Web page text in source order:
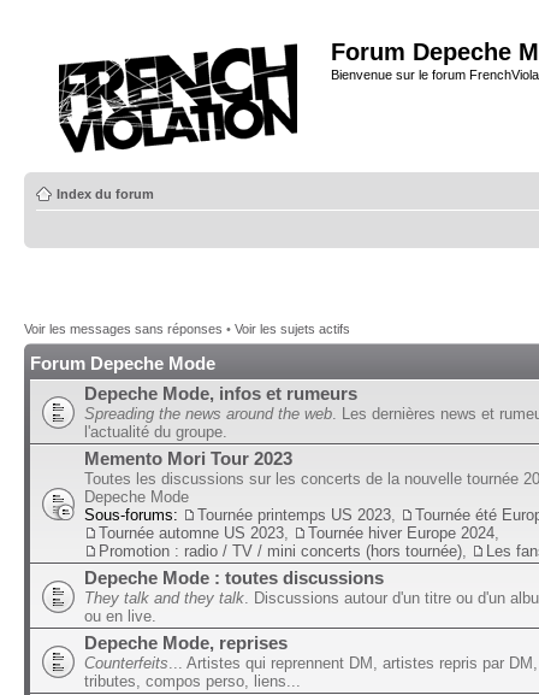
Forum Depeche
Bienvenue sur le forum
Index du forum
Voir les messages sans réponses • Voir les sujets actifs
Forum Depeche Mode
Depeche Mode, infos et rumeurs
Spreading the news around the web . Les dernières news et
l'actualité du groupe.
Memento Mori Tour 2023
Toutes les discussions sur les concerts de la nouvelle tournée
Depeche Mode
Sous-forums:
Tournée printemps US 2023
Tournée été
Tournée automne US 2023
Tournée hiver Europe 2024
Promotion : radio / TV / mini concerts (hors tournée)
Les
Depeche Mode : toutes discussions
They talk and they talk . Discussions autour d'un titre ou d'un
ou en live.
Depeche Mode, reprises
Counterfeits ... Artistes qui reprennent DM, artistes repris par
tributes, compos perso, liens...